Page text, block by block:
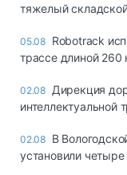
тяжелый
05.08 Robotrack
трассе длиной 260
02.08 Дирекция
интеллектуальной
02.08 В
установили